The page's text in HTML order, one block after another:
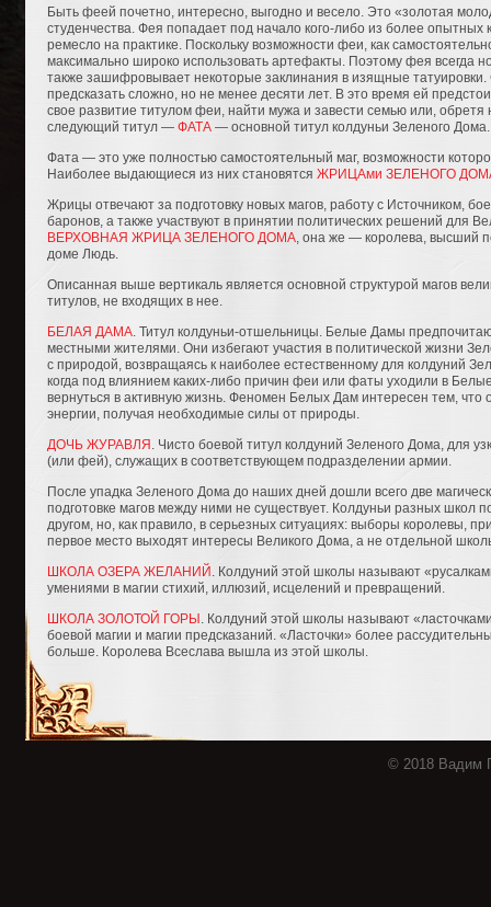
Быть феей почетно, интересно, выгодно и весело. Это «золотая
студенчества. Фея попадает под начало кого-либо из более
ремесло на практике. Поскольку возможности феи, как
максимально широко использовать артефакты. Поэтому фея всегда
также зашифровывает некоторые заклинания в изящные
предсказать сложно, но не менее десяти лет. В это время ей
свое развитие титулом феи, найти мужа и завести семью или,
следующий титул — ФАТА — основной титул колдуньи Зеленого Дома.
Фата — это уже полностью самостоятельный маг, возможности
Наиболее выдающиеся из них становятся ЖРИЦАми ЗЕЛЕНОГО
Жрицы отвечают за подготовку новых магов, работу с Источником,
баронов, а также участвуют в принятии политических решений для
ВЕРХОВНАЯ ЖРИЦА ЗЕЛЕНОГО ДОМА, она же — королева, высший
доме Людь.
Описанная выше вертикаль является основной структурой магов
титулов, не входящих в нее.
БЕЛАЯ ДАМА. Титул колдуньи-отшельницы. Белые Дамы
местными жителями. Они избегают участия в политической жизни
с природой, возвращаясь к наиболее естественному для колдуний
когда под влиянием каких-либо причин феи или фаты уходили в
вернуться в активную жизнь. Феномен Белых Дам интересен тем, что
энергии, получая необходимые силы от природы.
ДОЧЬ ЖУРАВЛЯ . Чисто боевой титул колдуний Зеленого Дома, для
(или фей), служащих в соответствующем подразделении армии.
После упадка Зеленого Дома до наших дней дошли всего две
подготовке магов между ними не существует. Колдуньи разных школ
другом, но, как правило, в серьезных ситуациях: выборы королевы,
первое место выходят интересы Великого Дома, а не отдельной
ШКОЛА ОЗЕРА ЖЕЛАНИЙ . Колдуний этой школы называют
умениями в магии стихий, иллюзий, исцелений и превращений.
ШКОЛА ЗОЛОТОЙ ГОРЫ . Колдуний этой школы называют
боевой магии и магии предсказаний. «Ласточки» более
больше. Королева Всеслава вышла из этой школы.
© 2018 Вадим